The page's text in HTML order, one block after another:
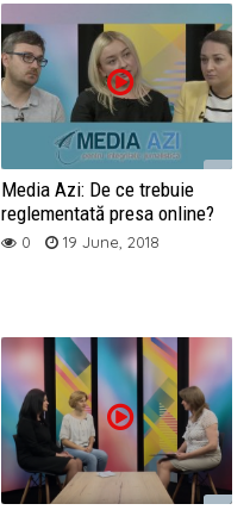
Media Azi: De ce trebuie
reglementată presa online?
0 19 June, 2018